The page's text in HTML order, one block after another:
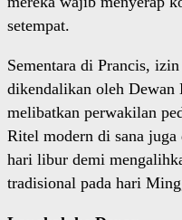
setempat.
Sementara di Prancis,
dikendalikan oleh Dewan
melibatkan perwakilan
Ritel modern di sana juga
hari libur demi
tradisional pada hari